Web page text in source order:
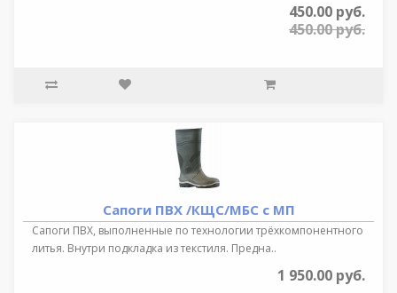
450.00 руб.
450.00 руб.
Сапоги ПВХ /КЩС/МБС с МП
Сапоги ПВХ, выполненные по технологии трёхкомпонентного
литья. Внутри подкладка из текстиля. Предна..
1 950.00 руб.